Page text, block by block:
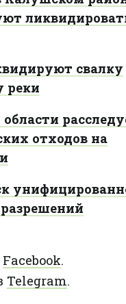
свалку
реки
отходов на
Facebook.
Telegram.